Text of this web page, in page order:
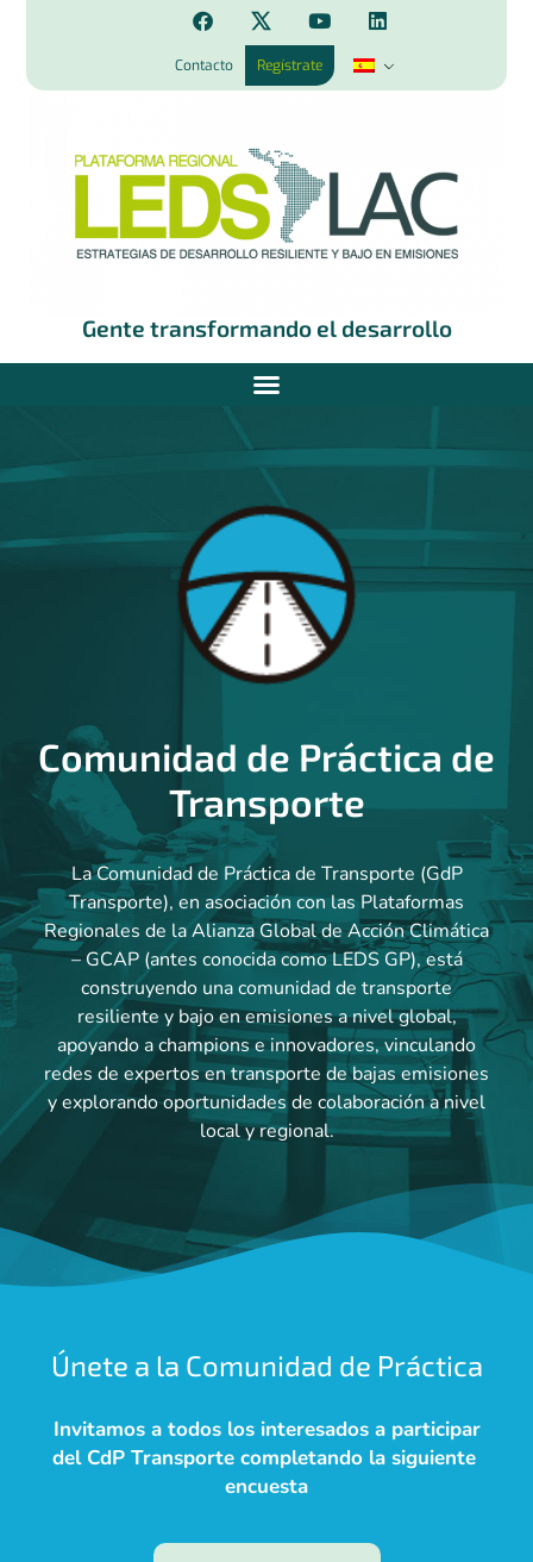
Contacto Regístrate
Gente transformando el desarrollo
Comunidad de Práctica de
Transporte
La Comunidad de Práctica de Transporte (GdP
Transporte), en asociación con las Plataformas
Regionales de la Alianza Global de Acción Climática
– GCAP (antes conocida como LEDS GP), está
construyendo una comunidad de transporte
resiliente y bajo en emisiones a nivel global,
apoyando a champions e innovadores, vinculando
redes de expertos en transporte de bajas emisiones
y explorando oportunidades de colaboración a nivel
local y regional.
Únete a la Comunidad de Práctica
Invitamos a todos los interesados a participar
del CdP Transporte completando la siguiente
encuesta